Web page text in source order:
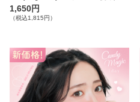
1,650円
（税込1,815円）